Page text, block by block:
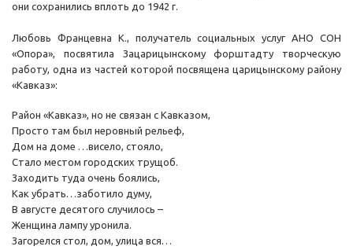
они сохранились вплоть до 1942 г.
Любовь Францевна К., получатель социальных услуг АНО СОН
«Опора», посвятила Зацарицынскому форштадту творческую
работу, одна из частей которой посвящена царицынскому району
«Кавказ»:
Район «Кавказ», но не связан с Кавказом,
Просто там был неровный рельеф,
Дом на доме …висело, стояло,
Стало местом городских трущоб.
Заходить туда очень боялись,
Как убрать…заботило думу,
В августе десятого случилось –
Женщина лампу уронила.
Загорелся стол, дом, улица вся…